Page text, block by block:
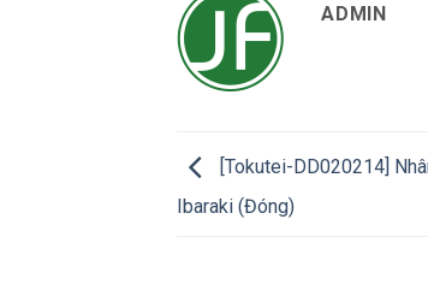
ADMIN
[Tokutei-DD020214]
Ibaraki (Đóng)